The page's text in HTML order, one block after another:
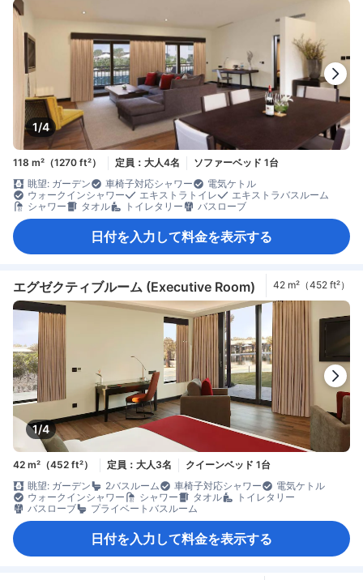
1/4
118 m²（1270 ft²） 定員：大人4名
ソファーベッド 1台
眺望: ガーデン
車椅子対応シャワー
電気ケトル
ウォークインシャワー
エキストラトイレ
エキストラバスルーム
シャワー
タオル トイレタリー バスローブ
日付を入力して料金を表示する
エグゼクティブルーム (Executive Room) 42 m²（452 ft²）
1/4
42 m²（452 ft²） 定員：大人3名
クイーンベッド 1台
眺望: ガーデン
2バスルーム 車椅子対応シャワー
電気ケトル
ウォークインシャワー
シャワー タオル
トイレタリー
バスローブ
プライベートバスルーム
日付を入力して料金を表示する